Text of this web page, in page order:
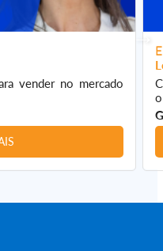
vender no mercado